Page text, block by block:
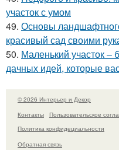
участок с умом
49. Основы
красивый сад своими
50. Маленький участок –
дачных идей, которые
© 2026 Интерьер и Декор
Контакты
Пользовательское
Политика конфидециальности
Обратная связь